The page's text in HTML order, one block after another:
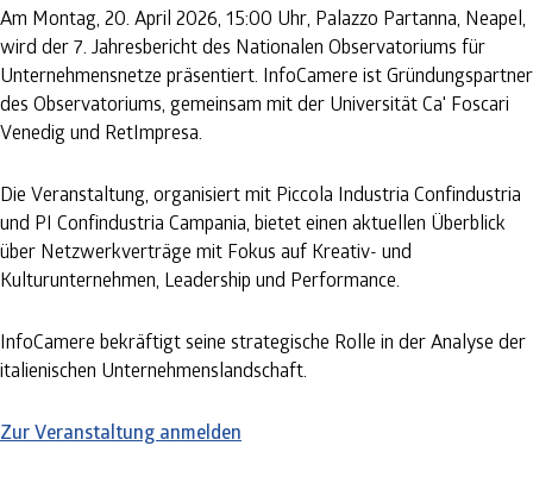
Am Montag, 20. April 2026, 15:00 Uhr, Palazzo Partanna, Neapel,
wird der 7. Jahresbericht des Nationalen Observatoriums für
Unternehmensnetze präsentiert. InfoCamere ist Gründungspartner
des Observatoriums, gemeinsam mit der Universität Ca' Foscari
Venedig und RetImpresa.
Die Veranstaltung, organisiert mit Piccola Industria Confindustria
und PI Confindustria Campania, bietet einen aktuellen Überblick
über Netzwerkverträge mit Fokus auf Kreativ- und
Kulturunternehmen, Leadership und Performance.
InfoCamere bekräftigt seine strategische Rolle in der Analyse der
italienischen Unternehmenslandschaft.
Zur Veranstaltung anmelden